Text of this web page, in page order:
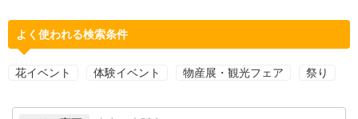
よく使われる検索条件
花イベント 体験イベント 物産展・観光フェア 祭り